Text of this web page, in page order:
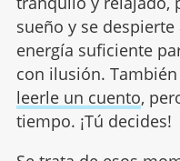
sueño y se
energía suficiente
con ilusión.
leerle un cuento,
tiempo. ¡Tú decides!